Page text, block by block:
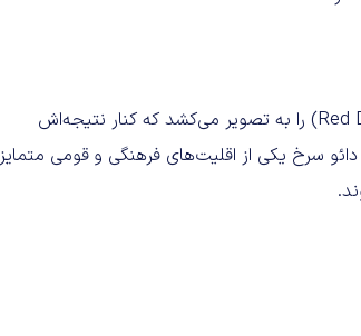
«جاستین کلیف» لحظه‌ای صمیمی و دل‌نشین از زنی از قوم دائو سرخ (Red Dao) را به تصویر می‌کشد که کنار نتیجه‌اش
سرخ یکی از اقلیت‌های فرهنگی و قومی متمایز